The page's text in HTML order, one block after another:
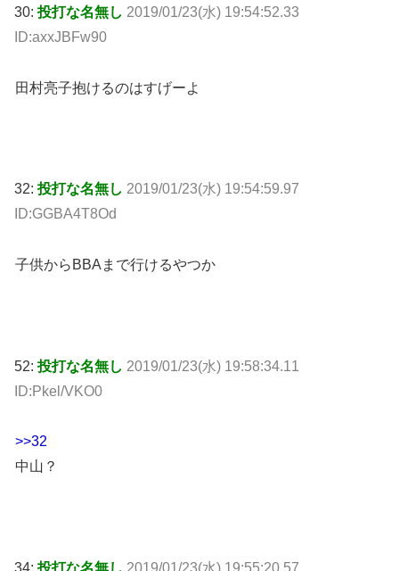
30:投打な名無し 2019/01/23(水) 19:54:52.33
ID:axxJBFw90
田村亮子抱けるのはすげーよ
32:投打な名無し 2019/01/23(水) 19:54:59.97
ID:GGBA4T8Od
子供からBBAまで行けるやつか
52:投打な名無し 2019/01/23(水) 19:58:34.11
ID:Pkel/VKO0
>>32
中山？
34:投打な名無し 2019/01/23(水) 19:55:20.57